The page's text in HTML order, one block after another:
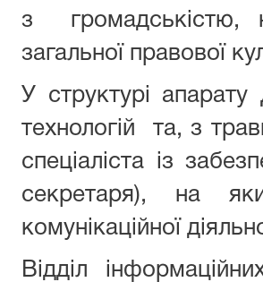
з громадськістю,
загальної правової
У структурі
технологій та, з
спеціаліста із
секретаря), на
комунікаційної
Відділ